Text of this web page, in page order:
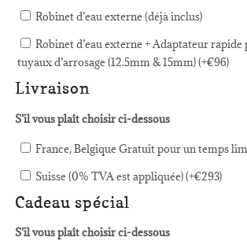
Robinet d’eau externe (déjà inclus)
Robinet d’eau externe + Adaptateur rapide
tuyaux d’arrosage (12.5mm & 15mm) (+€96)
Livraison
S’il vous plaît choisir ci-dessous
France, Belgique Gratuit pour un temps
Suisse (0% TVA est appliquée) (+€293)
Cadeau spécial
S’il vous plaît choisir ci-dessous